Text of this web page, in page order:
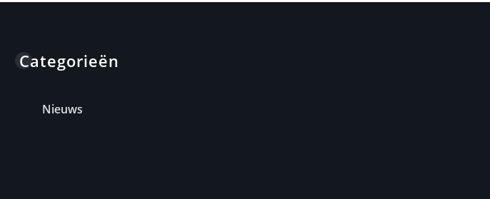
Categorieën
Nieuws